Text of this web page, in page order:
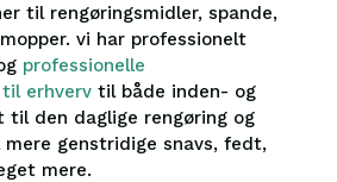
til rengøringsmidler, spande,
vi har professionelt
professionelle
erhverv til både inden- og
til den daglige rengøring og
genstridige snavs, fedt,
mere.